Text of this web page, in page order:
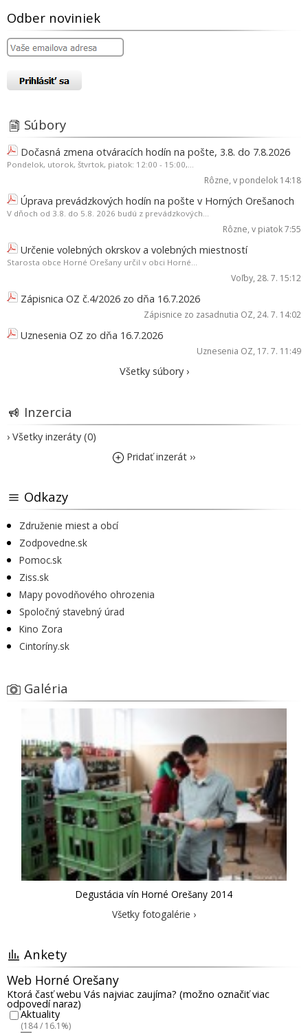
Odber noviniek
Súbory
Dočasná zmena otváracích hodín na pošte, 3.8. do 7.8.2026
Pondelok, utorok, štvrtok, piatok: 12:00 - 15:00,...
Rôzne, v pondelok 14:18
Úprava prevádzkových hodín na pošte v Horných Orešanoch
V dňoch od 3.8. do 5.8. 2026 budú z prevádzkových...
Rôzne, v piatok 7:55
Určenie volebných okrskov a volebných miestností
Starosta obce Horné Orešany určil v obci Horné...
Voľby, 28. 7. 15:12
Zápisnica OZ č.4/2026 zo dňa 16.7.2026
Zápisnice zo zasadnutia OZ, 24. 7. 14:02
Uznesenia OZ zo dňa 16.7.2026
Uznesenia OZ, 17. 7. 11:49
Všetky súbory ›
Inzercia
› Všetky inzeráty (0)
Pridať inzerát ››
Odkazy
Združenie miest a obcí
Zodpovedne.sk
Pomoc.sk
Ziss.sk
Mapy povodňového ohrozenia
Spoločný stavebný úrad
Kino Zora
Cintoríny.sk
Galéria
Degustácia vín Horné Orešany 2014
Všetky fotogalérie ›
Ankety
Web Horné Orešany
Ktorá časť webu Vás najviac zaujíma? (možno označiť viac
odpovedí naraz)
Aktuality
(184 / 16.1%)